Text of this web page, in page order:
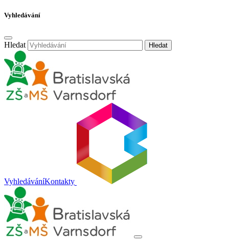
Vyhledávání
Hledat Hledat
VyhledáváníKontakty